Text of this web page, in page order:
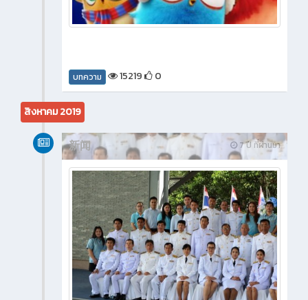
บทความ 15219 0
สิงหาคม 2019
7 ปี ที่ผ่านมา
新闻